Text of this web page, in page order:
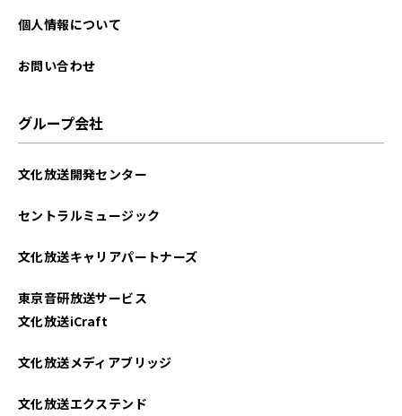
2025年09月
2025年06月
2025年01月
2024年12月
個人情報について
お問い合わせ
グループ会社
文化放送開発センター
セントラルミュージック
文化放送キャリアパートナーズ
東京音研放送サービス
文化放送iCraft
文化放送メディアブリッジ
文化放送エクステンド